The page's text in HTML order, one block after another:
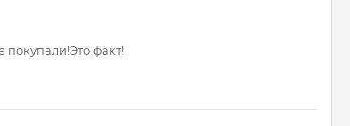
покупали!Это факт!